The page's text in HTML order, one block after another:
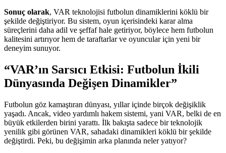
Sonuç olarak, VAR teknolojisi futbolun dinamiklerini köklü bir
şekilde değiştiriyor. Bu sistem, oyun içerisindeki karar alma
süreçlerini daha adil ve şeffaf hale getiriyor, böylece hem futbolun
kalitesini artırıyor hem de taraftarlar ve oyuncular için yeni bir
deneyim sunuyor.
“VAR’ın Sarsıcı Etkisi: Futbolun İkili
Dünyasında Değişen Dinamikler”
Futbolun göz kamaştıran dünyası, yıllar içinde birçok değişiklik
yaşadı. Ancak, video yardımlı hakem sistemi, yani VAR, belki de en
büyük etkilerden birini yarattı. İlk bakışta sadece bir teknolojik
yenilik gibi görünen VAR, sahadaki dinamikleri köklü bir şekilde
değiştirdi. Peki, bu değişimin arka planında neler yatıyor?